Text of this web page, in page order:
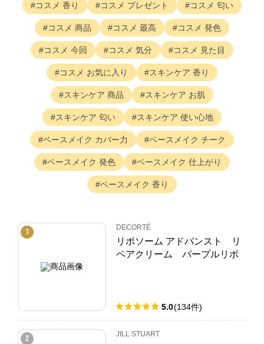
コスメ 香り コスメ プレゼント コスメ 匂い
コスメ 商品 コスメ 最高 コスメ 発色
コスメ 今回 コスメ 気分 コスメ 見た目
コスメ お気に入り スキンケア 香り
スキンケア 商品 スキンケア お肌
スキンケア 匂い スキンケア 使い心地
ベースメイク カバー力 ベースメイク チーク
ベースメイク 発色 ベースメイク 仕上がり
ベースメイク 香り
1 DECORTÉ
リポソーム アドバンスト リ
ペアクリーム パープルリボ
5.0(134件)
2 JILL STUART